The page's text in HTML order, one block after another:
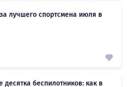
лучшего спортсмена июля в
беспилотников: как в